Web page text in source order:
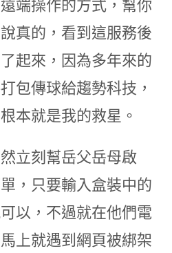
端操作的方式，幫你
真的，看到這服務後
起來，因為多年來的
包傳球給趨勢科技，
本就是我的救星。
立刻幫岳父岳母啟
，只要輸入盒裝中的
以，不過就在他們電
上就遇到網頁被綁架